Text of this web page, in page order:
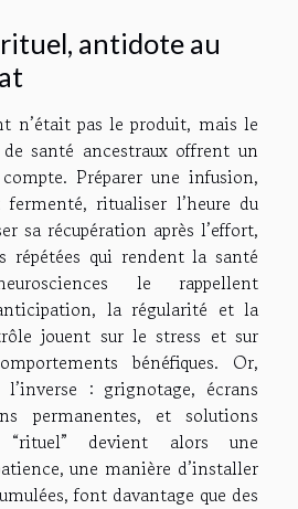
antidote au
n’était pas le produit, mais le
santé ancestraux offrent un
Préparer une infusion,
ritualiser l’heure du
sa récupération après l’effort,
répétées qui rendent la santé
le rappellent
la régularité et la
jouent sur le stress et sur
bénéfiques. Or,
l’inverse : grignotage, écrans
permanentes, et solutions
“rituel” devient alors une
une manière d’installer
font davantage que des